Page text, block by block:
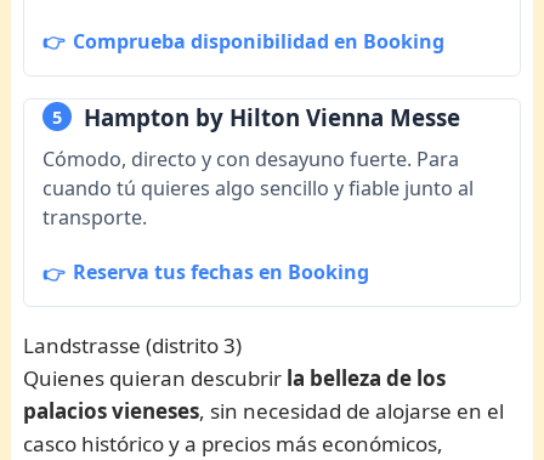
Comprueba disponibilidad en Booking
5 Hampton by Hilton Vienna Messe
Cómodo, directo y con desayuno fuerte. Para
cuando tú quieres algo sencillo y fiable junto al
transporte.
Reserva tus fechas en Booking
Landstrasse (distrito 3)
Quienes quieran descubrir la belleza de los
palacios vieneses, sin necesidad de alojarse en el
casco histórico y a precios más económicos,